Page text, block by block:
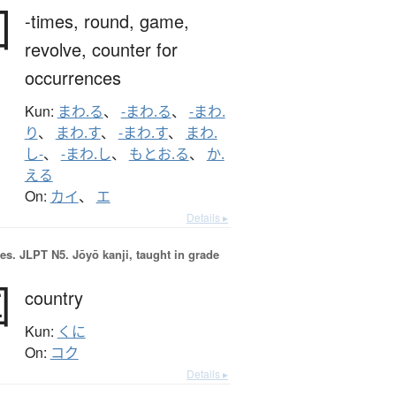
-times, round, game,
revolve, counter for
occurrences
Kun: まわ.る、 -まわ.る、 -まわ.
り、 まわ.す、 -まわ.す、
まわ.
し-、 -まわ.し、 もとお.る、 か.
える
On: カイ、 エ
Details ▸
JLPT N5. Jōyō kanji, taught in grade
country
Kun: くに
On: コク
Details ▸